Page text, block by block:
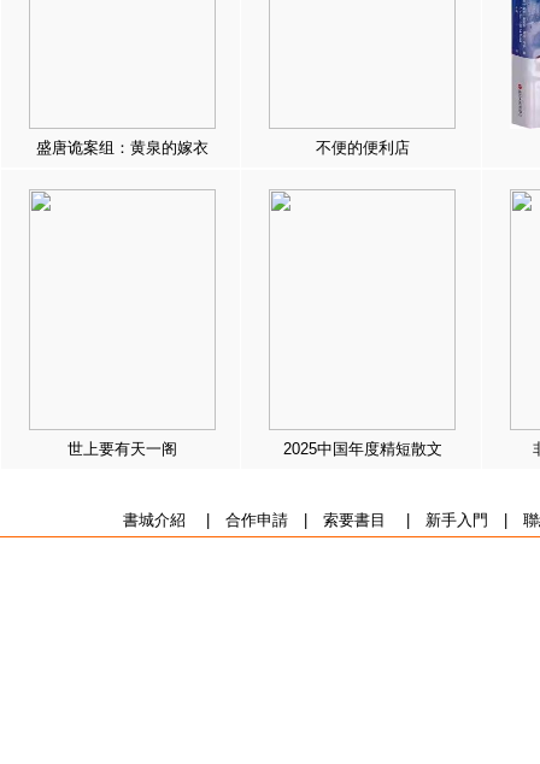
盛唐诡案组：黄泉的嫁衣 不便的便利店
世上要有天一阁 2025中国年度精短散文
書城介紹 合作申請| 索要書目 新手入門